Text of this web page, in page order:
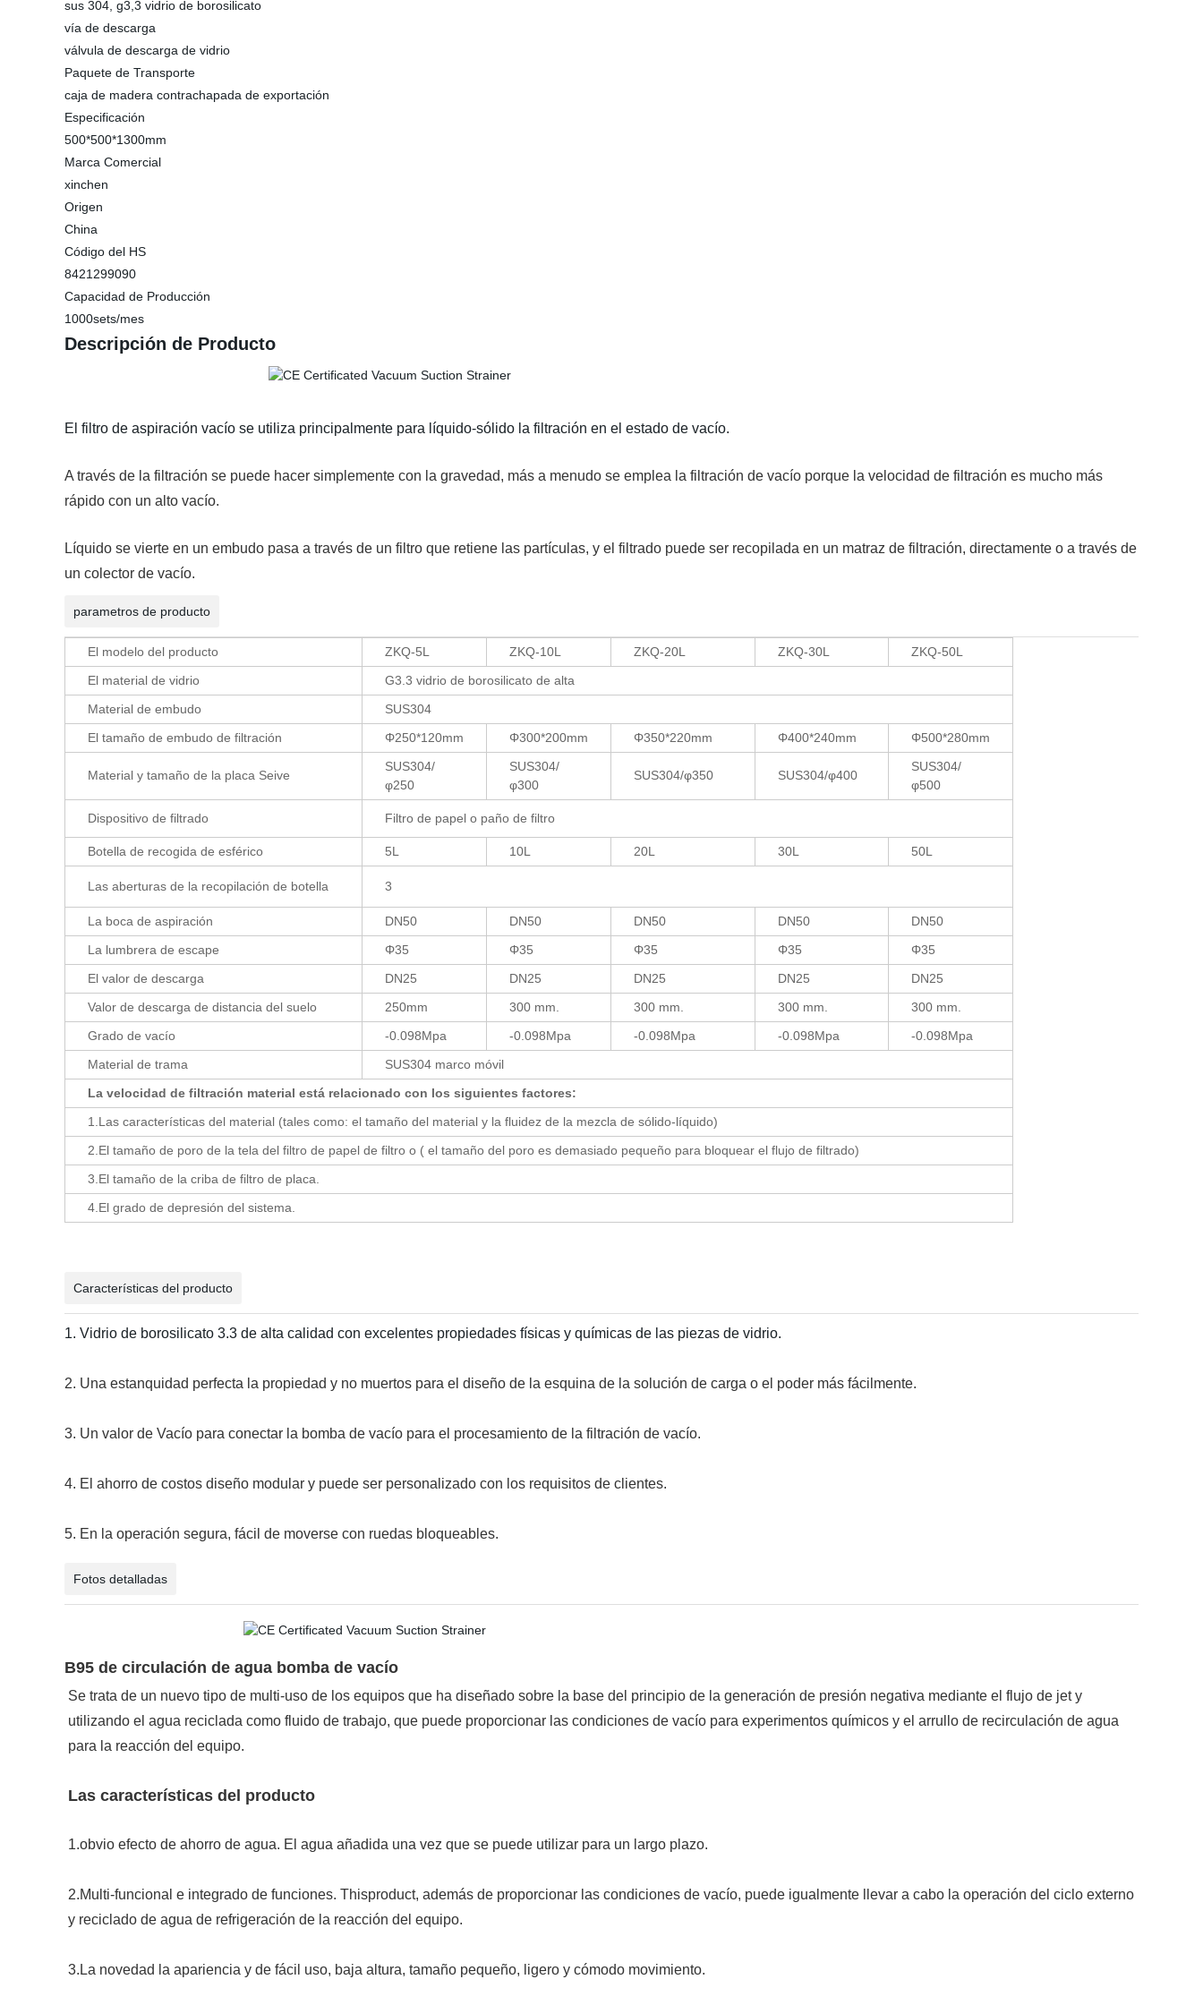
sus 304, g3,3 vidrio de borosilicato
vía de descarga
válvula de descarga de vidrio
Paquete de Transporte
caja de madera contrachapada de exportación
Especificación
500*500*1300mm
Marca Comercial
xinchen
Origen
China
Código del HS
8421299090
Capacidad de Producción
1000sets/mes
Descripción de Producto
El filtro de aspiración vacío se utiliza principalmente para líquido-sólido la filtración en el estado de vacío.
A través de la filtración se puede hacer simplemente con la gravedad, más a menudo se emplea la filtración de vacío porque la velocidad de filtración es mucho más
rápido con un alto vacío.
Líquido se vierte en un embudo pasa a través de un filtro que retiene las partículas, y el filtrado puede ser recopilada en un matraz de filtración, directamente o a través de
un colector de vacío.
parametros de producto
El modelo del producto ZKQ-5L ZKQ-10L ZKQ-20L ZKQ-30L
ZKQ-50L
El material de vidrio
G3.3 vidrio de borosilicato de alta
Material de embudo
SUS304
El tamaño de embudo de filtración
Φ250*120mm Φ300*200mm Φ350*220mm Φ400*240mm Φ500*280mm
Material y tamaño de la placa Seive
SUS304/
φ250
SUS304/
φ300
SUS304/φ350 SUS304/φ400
SUS304/
φ500
Dispositivo de filtrado Filtro de papel o paño de filtro
Botella de recogida de esférico 5L 10L 20L 30L 50L
Las aberturas de la recopilación de botella 3
La boca de aspiración DN50 DN50 DN50 DN50
DN50
La lumbrera de escape
Φ35 Φ35 Φ35 Φ35
Φ35
El valor de descarga
DN25 DN25 DN25 DN25
DN25
Valor de descarga de distancia del suelo
250mm 300 mm. 300 mm. 300 mm.
300 mm.
Grado de vacío
-0.098Mpa -0.098Mpa -0.098Mpa -0.098Mpa
-0.098Mpa
Material de trama
SUS304 marco móvil
La velocidad de filtración material está relacionado con los siguientes factores:
1.Las características del material (tales como: el tamaño del material y la fluidez de la mezcla de sólido-líquido)
2.El tamaño de poro de la tela del filtro de papel de filtro o ( el tamaño del poro es demasiado pequeño para bloquear el flujo de filtrado)
3.El tamaño de la criba de filtro de placa.
4.El grado de depresión del sistema.
Características del producto
1. Vidrio de borosilicato 3.3 de alta calidad con excelentes propiedades físicas y químicas de las piezas de vidrio.
2. Una estanquidad perfecta la propiedad y no muertos para el diseño de la esquina de la solución de carga o el poder más fácilmente.
3. Un valor de Vacío para conectar la bomba de vacío para el procesamiento de la filtración de vacío.
4. El ahorro de costos diseño modular y puede ser personalizado con los requisitos de clientes.
5. En la operación segura, fácil de moverse con ruedas bloqueables.
Fotos detalladas
B95 de circulación de agua bomba de vacío
Se trata de un nuevo tipo de multi-uso de los equipos que ha diseñado sobre la base del principio de la generación de presión negativa mediante el flujo de jet y
utilizando el agua reciclada como fluido de trabajo, que puede proporcionar las condiciones de vacío para experimentos químicos y el arrullo de recirculación de agua
para la reacción del equipo.
Las características del producto
1.obvio efecto de ahorro de agua. El agua añadida una vez que se puede utilizar para un largo plazo.
2.Multi-funcional e integrado de funciones. Thisproduct, además de proporcionar las condiciones de vacío, puede igualmente llevar a cabo la operación del ciclo externo
y reciclado de agua de refrigeración de la reacción del equipo.
3.La novedad la apariencia y de fácil uso, baja altura, tamaño pequeño, ligero y cómodo movimiento.